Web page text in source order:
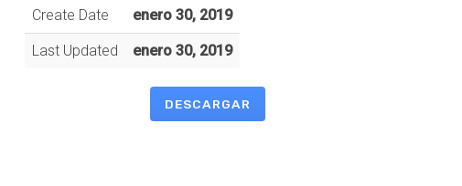
Create Date enero 30, 2019
Last Updated enero 30, 2019
DESCARGAR